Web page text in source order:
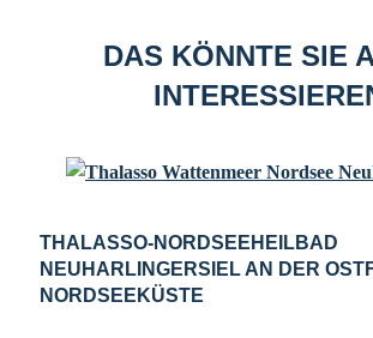
DAS KÖNNTE SIE
THALASSO-NORDSEEHEILBAD
NEUHARLINGERSIEL AN DER
NORDSEEKÜSTE